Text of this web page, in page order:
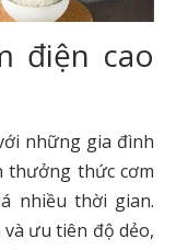
điện cao
những gia đình
thưởng thức cơm
nhiều thời gian.
ưu tiên độ dẻo,